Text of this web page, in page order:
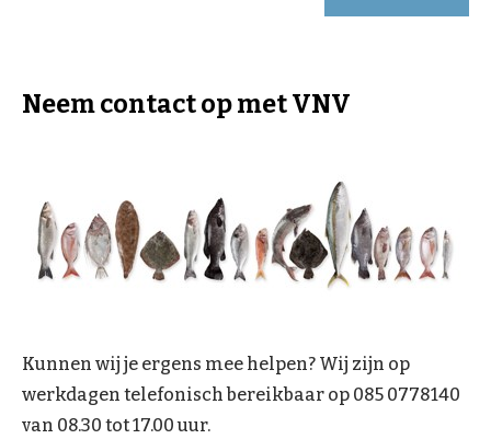
Neem contact op met VNV
Kunnen wij je ergens mee helpen? Wij zijn op
werkdagen telefonisch bereikbaar op 085 0778140
van 08.30 tot 17.00 uur.